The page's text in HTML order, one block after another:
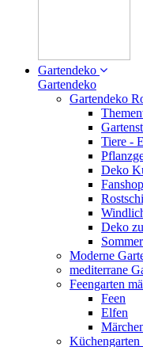
Gartendeko
Gartendeko
Gartendeko
Tiere -
Deko
Fanshop
Deko
Sommer
Moderne
mediterrane
Feengarten
Feen
Elfen